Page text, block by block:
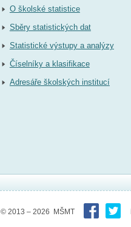
O školské statistice
Sběry statistických dat
Statistické výstupy a analýzy
Číselníky a klasifikace
Adresáře školských institucí
© 2013 – 2026 MŠMT